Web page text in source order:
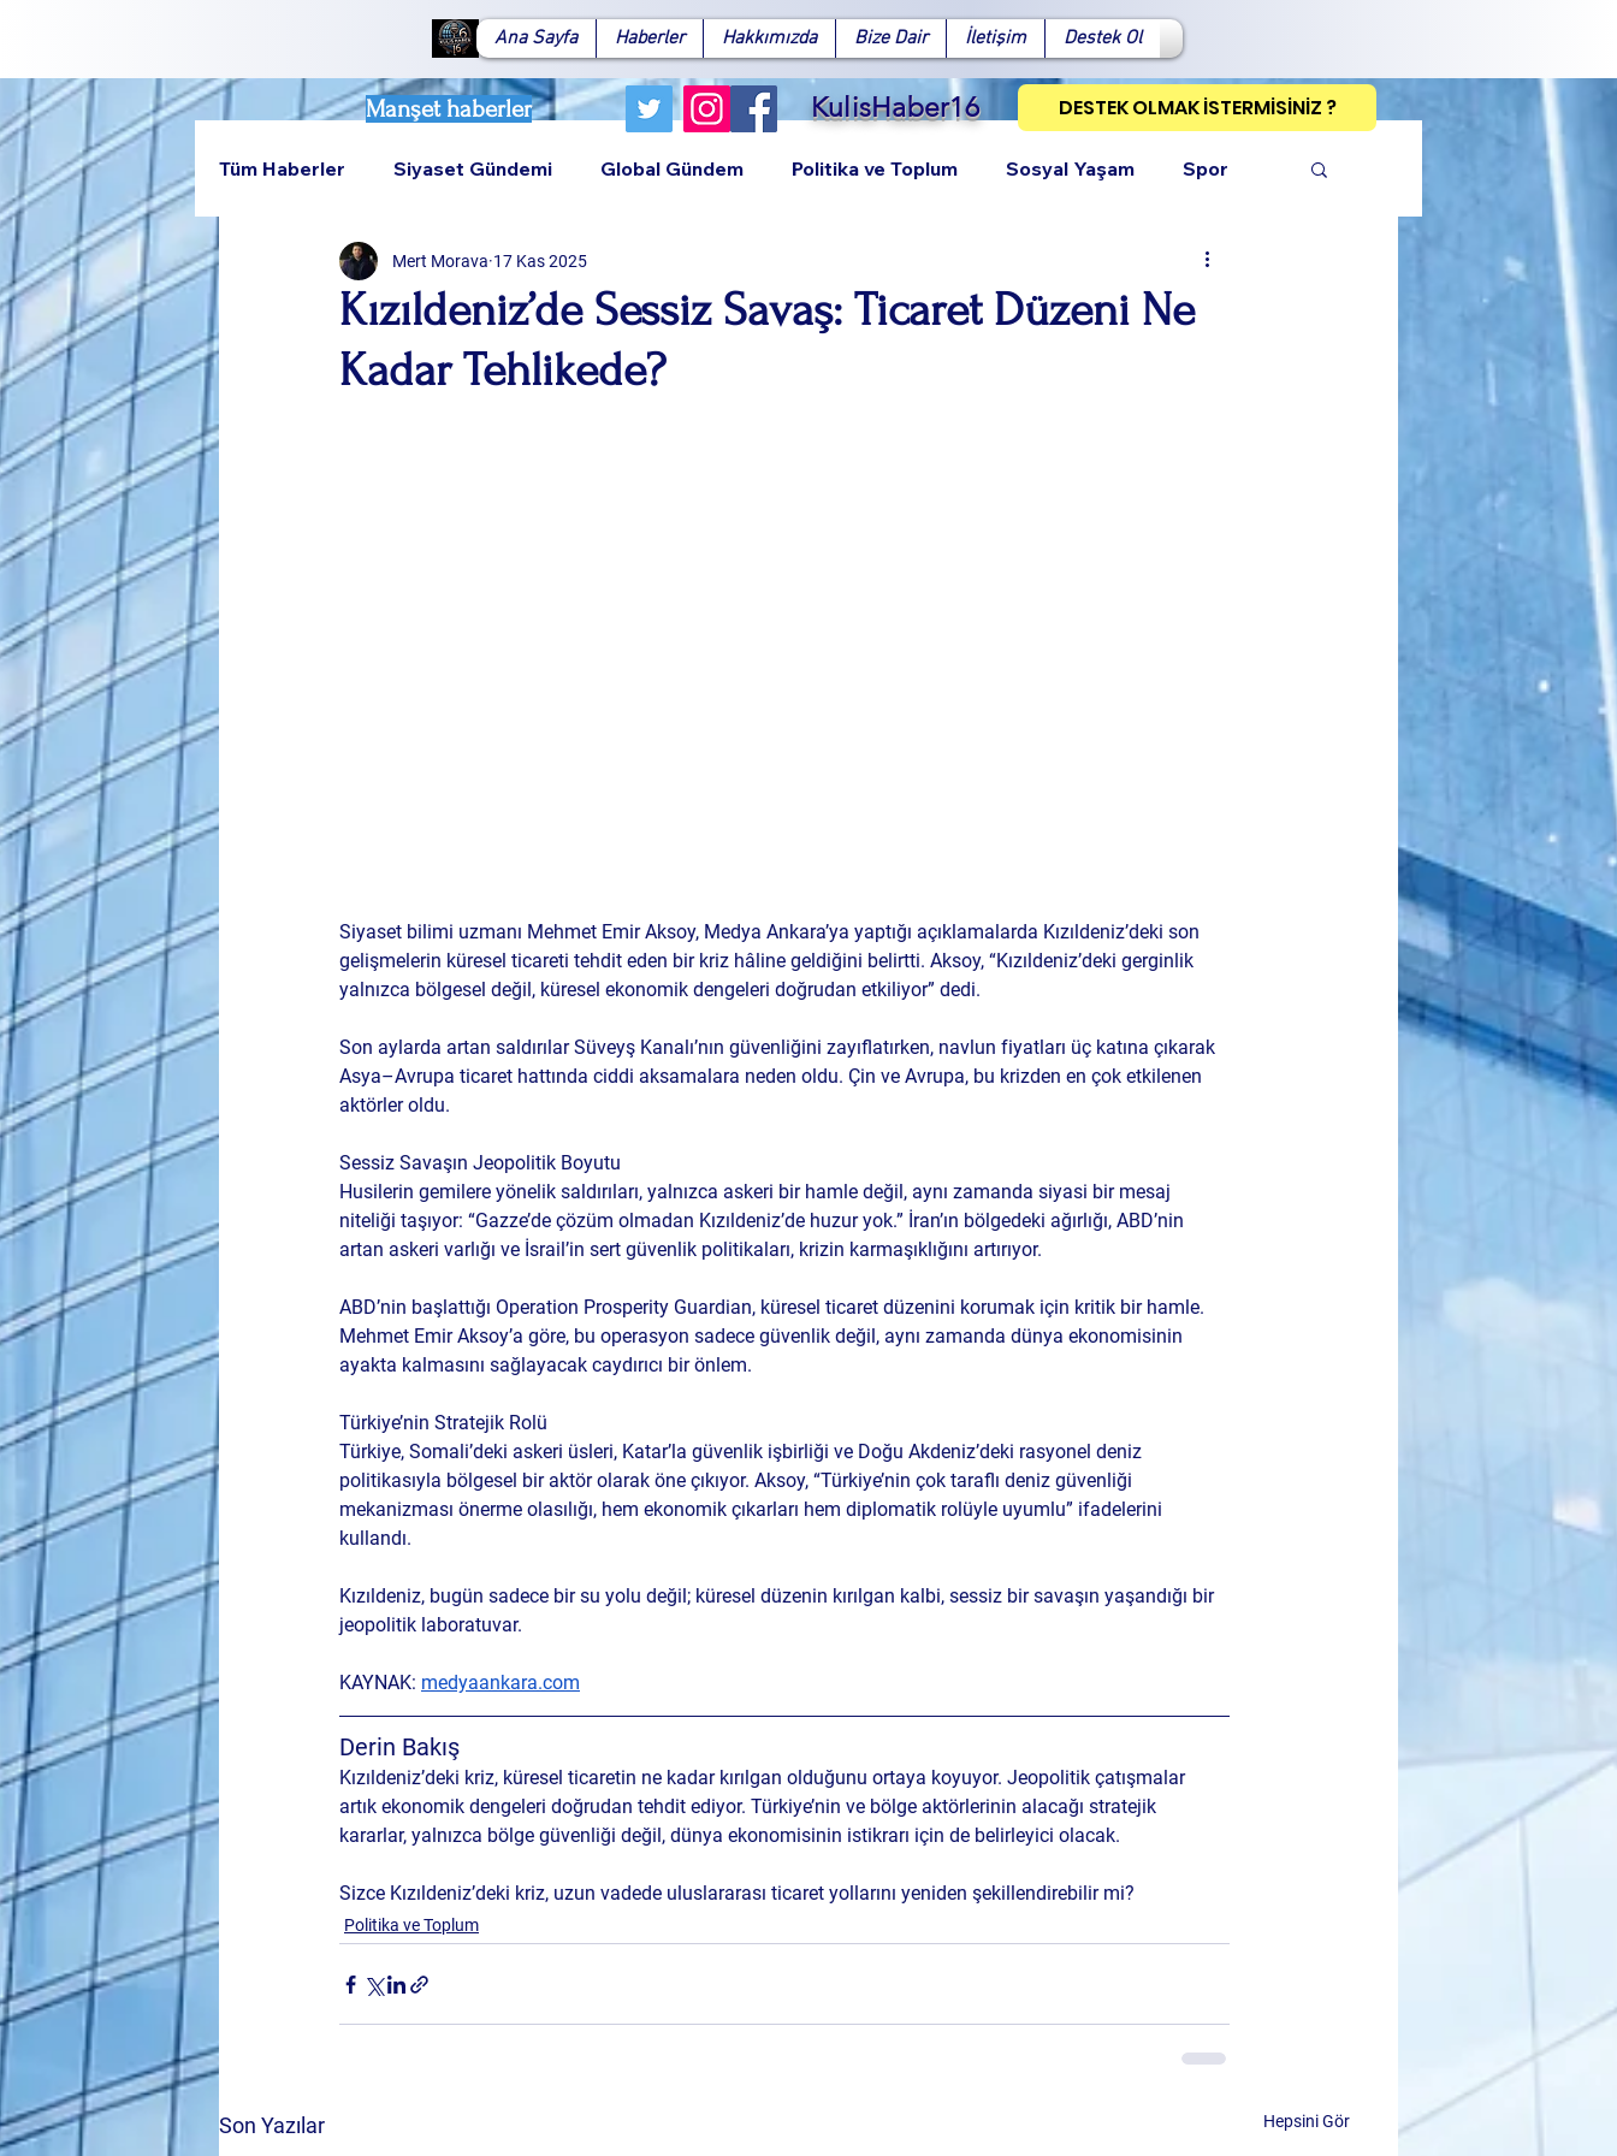
Ana Sayfa Haberler Hakkımızda Bize Dair İletişim Destek Ol
Manşet haberler KulisHaber16 DESTEK OLMAK İSTERMİSİNİZ ?
Tüm Haberler Siyaset Gündemi Global Gündem Politika ve Toplum Sosyal Yaşam Spor
Teknoloji Rumeli
Kızıldeniz’de Sessiz Savaş: Ticaret Düzeni Ne
Kadar Tehlikede?
Mert Morava 17 Kas 2025
Siyaset bilimi uzmanı Mehmet Emir Aksoy, Medya Ankara’ya yaptığı açıklamalarda Kızıldeniz’deki son
gelişmelerin küresel ticareti tehdit eden bir kriz hâline geldiğini belirtti. Aksoy, “Kızıldeniz’deki gerginlik
yalnızca bölgesel değil, küresel ekonomik dengeleri doğrudan etkiliyor” dedi.
Son aylarda artan saldırılar Süveyş Kanalı’nın güvenliğini zayıflatırken, navlun fiyatları üç katına çıkarak
Asya–Avrupa ticaret hattında ciddi aksamalara neden oldu. Çin ve Avrupa, bu krizden en çok etkilenen
aktörler oldu.
Sessiz Savaşın Jeopolitik Boyutu
Husilerin gemilere yönelik saldırıları, yalnızca askeri bir hamle değil, aynı zamanda siyasi bir mesaj
niteliği taşıyor: “Gazze’de çözüm olmadan Kızıldeniz’de huzur yok.” İran’ın bölgedeki ağırlığı, ABD’nin
artan askeri varlığı ve İsrail’in sert güvenlik politikaları, krizin karmaşıklığını artırıyor.
ABD’nin başlattığı Operation Prosperity Guardian, küresel ticaret düzenini korumak için kritik bir hamle.
Mehmet Emir Aksoy’a göre, bu operasyon sadece güvenlik değil, aynı zamanda dünya ekonomisinin
ayakta kalmasını sağlayacak caydırıcı bir önlem.
Türkiye’nin Stratejik Rolü
Türkiye, Somali’deki askeri üsleri, Katar’la güvenlik işbirliği ve Doğu Akdeniz’deki rasyonel deniz
politikasıyla bölgesel bir aktör olarak öne çıkıyor. Aksoy, “Türkiye’nin çok taraflı deniz güvenliği
mekanizması önerme olasılığı, hem ekonomik çıkarları hem diplomatik rolüyle uyumlu” ifadelerini
kullandı.
Kızıldeniz, bugün sadece bir su yolu değil; küresel düzenin kırılgan kalbi, sessiz bir savaşın yaşandığı bir
jeopolitik laboratuvar.
KAYNAK: medyaankara.com
Derin Bakış
Kızıldeniz’deki kriz, küresel ticaretin ne kadar kırılgan olduğunu ortaya koyuyor. Jeopolitik çatışmalar
artık ekonomik dengeleri doğrudan tehdit ediyor. Türkiye’nin ve bölge aktörlerinin alacağı stratejik
kararlar, yalnızca bölge güvenliği değil, dünya ekonomisinin istikrarı için de belirleyici olacak.
Sizce Kızıldeniz’deki kriz, uzun vadede uluslararası ticaret yollarını yeniden şekillendirebilir mi?
Politika ve Toplum
Son Yazılar Hepsini Gör